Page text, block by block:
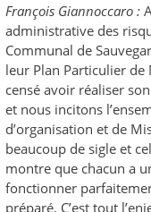
François Giannoccaro :
administrative des
Communal de
leur Plan Particulier de
censé avoir réaliser
et nous incitons
d’organisation et de
beaucoup de sigle et
montre que chacun a
fonctionner
préparé. C’est tout